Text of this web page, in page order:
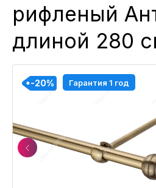
рифленый
длиной 280
Previous
-20% Гарантия 1 год
-20%
-20%
-20%
-20%
-20%
-20%
-20%
-20%